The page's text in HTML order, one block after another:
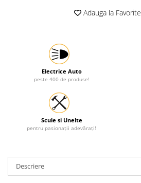
Suport auto
Suport motocicleta
Tunuri de caldura si aeroteme
Utilaje constructie
Adauga la Favorite
Electrice Auto
peste 400 de produse!
Scule si Unelte
pentru pasionații adevărați!
Descriere